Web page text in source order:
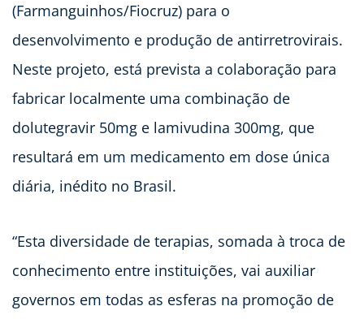
(Farmanguinhos/Fiocruz) para o
desenvolvimento e produção de antirretrovirais.
Neste projeto, está prevista a colaboração para
fabricar localmente uma combinação de
dolutegravir 50mg e lamivudina 300mg, que
resultará em um medicamento em dose única
diária, inédito no Brasil.
“Esta diversidade de terapias, somada à troca de
conhecimento entre instituições, vai auxiliar
governos em todas as esferas na promoção de